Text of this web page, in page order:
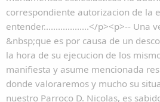
correspondiente autorizacion de la
entender...................</p><p>-- Una
&nbsp;que es por causa de un
la hora de su ejecucion de los
manifiesta y asume mencionada
donde valoraremos y mucho su
nuestro Parroco D. Nicolas, es